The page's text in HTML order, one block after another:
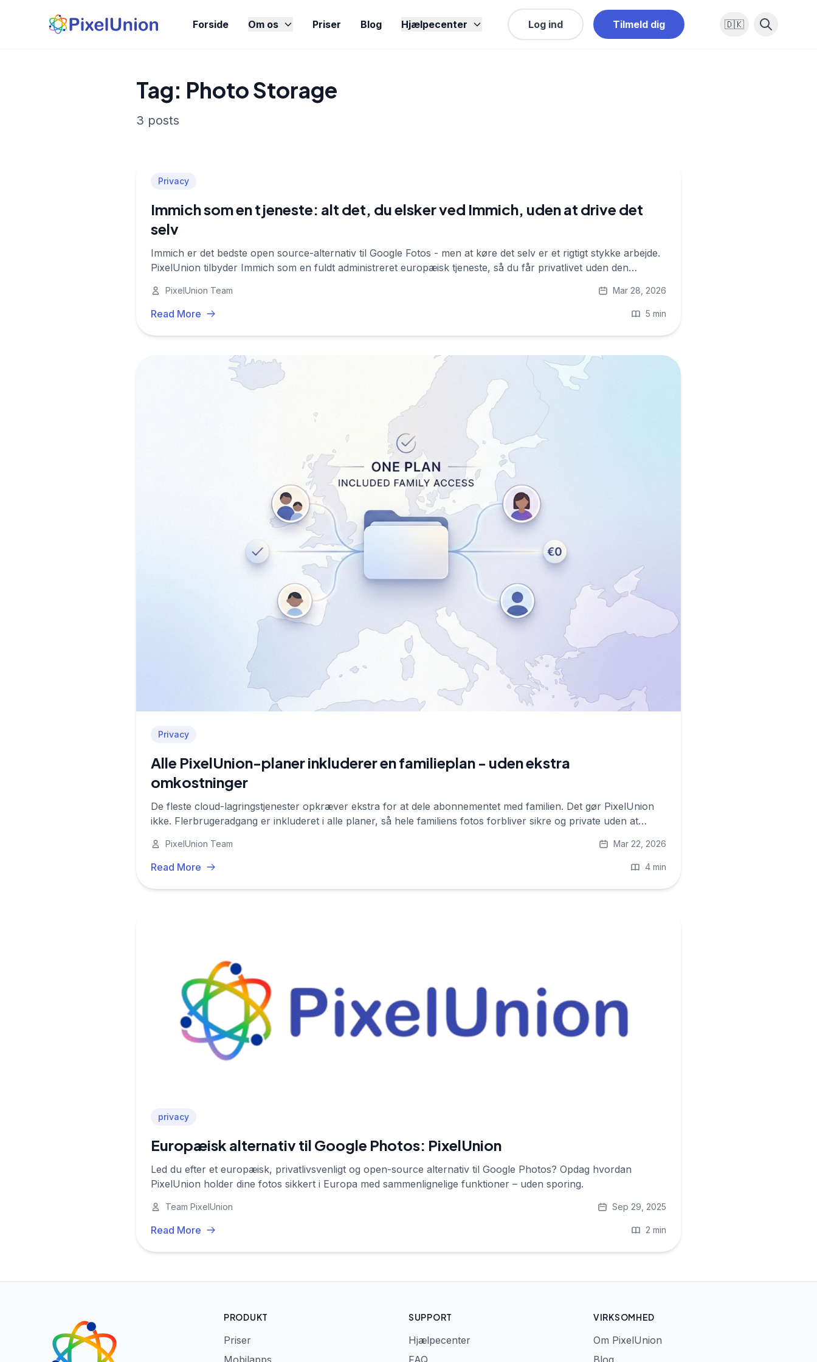
Forside Om os Priser Blog Hjælpecenter Log ind Tilmeld dig 🇩🇰
Tag: Photo Storage
3 posts
Privacy
Immich som en tjeneste: alt det, du elsker ved Immich, uden at drive det
selv
Immich er det bedste open source-alternativ til Google Fotos - men at køre det selv er et rigtigt stykke arbejde.
PixelUnion tilbyder Immich som en fuldt administreret europæisk tjeneste, så du får privatlivet uden den
PixelUnion Team Mar 28, 2026
Read More 5 min
Privacy
Alle PixelUnion-planer inkluderer en familieplan - uden ekstra
omkostninger
De fleste cloud-lagringstjenester opkræver ekstra for at dele abonnementet med familien. Det gør PixelUnion
ikke. Flerbrugeradgang er inkluderet i alle planer, så hele familiens fotos forbliver sikre og private uden at
PixelUnion Team Mar 22, 2026
Read More 4 min
privacy
Europæisk alternativ til Google Photos: PixelUnion
Led du efter et europæisk, privatlivsvenligt og open-source alternativ til Google Photos? Opdag hvordan
PixelUnion holder dine fotos sikkert i Europa med sammenlignelige funktioner – uden sporing.
Team PixelUnion Sep 29, 2025
Read More 2 min
PRODUKT
Priser
SUPPORT
Hjælpecenter
VIRKSOMHED
Om PixelUnion